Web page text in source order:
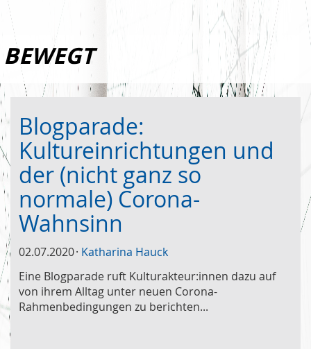
BEWEGT
Blogparade:
Kultureinrichtungen und
der (nicht ganz so
normale) Corona-
Wahnsinn
02.07.2020 Katharina Hauck
Eine Blogparade ruft Kulturakteur:innen dazu auf
von ihrem Alltag unter neuen Corona-
Rahmenbedingungen zu berichten...